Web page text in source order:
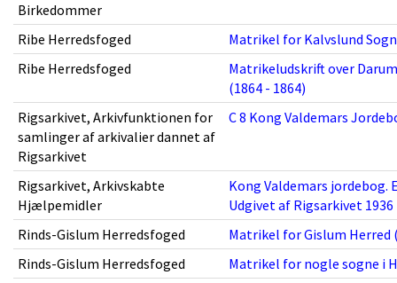
Birkedommer
Ribe Herredsfoged
Matrikel for Kalvslund
Ribe Herredsfoged
Matrikeludskrift over
(1864 - 1864)
Rigsarkivet, Arkivfunktionen for
samlinger af arkivalier dannet af
Rigsarkivet
C 8 Kong Valdemars
Rigsarkivet, Arkivskabte
Hjælpemidler
Kong Valdemars
Udgivet af Rigsarkivet 1936
Rinds-Gislum Herredsfoged
Matrikel for Gislum Herred
Rinds-Gislum Herredsfoged
Matrikel for nogle sogne i